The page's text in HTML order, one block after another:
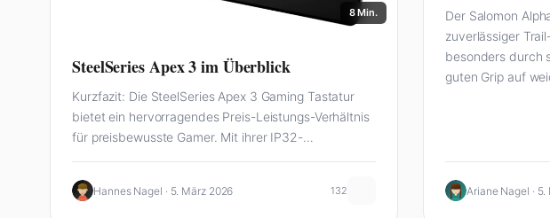
8 Min.
SteelSeries Apex 3 im Überblick
Kurzfazit: Die SteelSeries Apex 3 Gaming Tastatur
bietet ein hervorragendes Preis-Leistungs-Verhältnis
für preisbewusste Gamer. Mit ihrer IP32-
Beleuchtu
Hannes Nagel · 5. März 2026 132
Der Salomon
zuverlässiger
besonders durch
guten Grip auf
Ariane Nagel ·